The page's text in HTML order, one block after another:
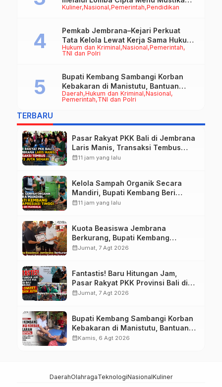
Kuliner Nasional Pemerintah Pendidikan
Rasa
Hukum dan Kriminal Nasional Pemerintah
TNI dan Polri
Pemkab Jembrana–Kejari Perkuat
Tata Kelola Lewat Kerja Sama Hukum
Datun
Daerah Hukum dan Kriminal Nasional
Pemerintah TNI dan Polri
Bupati Kembang Sambangi Korban
Kebakaran di Manistutu, Bantuan
Disalurkan untuk Ringankan Beban
TERBARU
Pasar Rakyat PKK Bali di Jembrana
Laris Manis, Transaksi Tembus
Rp.672 Juta Sehari
calendar_month11 jam yang lalu
Kelola Sampah Organik Secara
Mandiri, Bupati Kembang Beri
Apresiasi Tinggi Warga Sri
calendar_month11 jam yang lalu
Kuota Beasiswa Jembrana
Berkurang, Bupati Kembang
Siapkan Upaya Penambahan di
calendar_monthJumat, 7 Agt 2026
Fantastis! Baru Hitungan Jam,
Pasar Rakyat PKK Provinsi Bali di
Jembrana Raup Omzet Ratusan
calendar_monthJumat, 7 Agt 2026
Bupati Kembang Sambangi Korban
Kebakaran di Manistutu, Bantuan
Disalurkan untuk Ringankan Beban
calendar_monthKamis, 6 Agt 2026
DaerahOlahragaTeknologiNasionalKuliner